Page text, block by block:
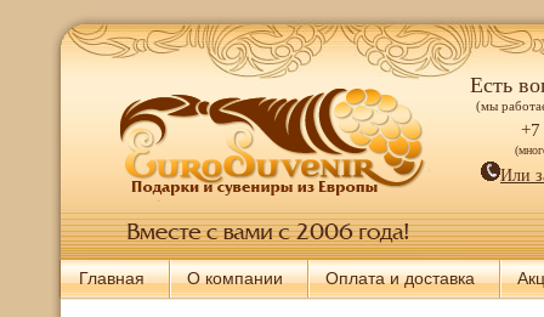
Есть
(мы
+7
Или
Главная О компании Оплата и доставка